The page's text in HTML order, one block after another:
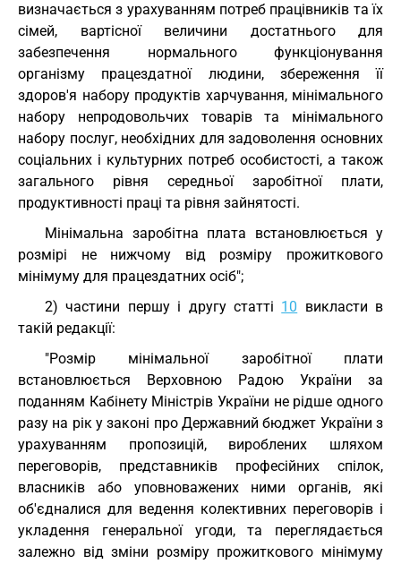
визначається з урахуванням потреб працівників та їх
сімей, вартісної величини достатнього для
забезпечення нормального функціонування
організму працездатної людини, збереження її
здоров'я набору продуктів харчування, мінімального
набору непродовольчих товарів та мінімального
набору послуг, необхідних для задоволення основних
соціальних і культурних потреб особистості, а також
загального рівня середньої заробітної плати,
продуктивності праці та рівня зайнятості.
Мінімальна заробітна плата встановлюється у
розмірі не нижчому від розміру прожиткового
мінімуму для працездатних осіб";
2) частини першу і другу статті 10 викласти в
такій редакції:
"Розмір мінімальної заробітної плати
встановлюється Верховною Радою України за
поданням Кабінету Міністрів України не рідше одного
разу на рік у законі про Державний бюджет України з
урахуванням пропозицій, вироблених шляхом
переговорів, представників професійних спілок,
власників або уповноважених ними органів, які
об'єдналися для ведення колективних переговорів і
укладення генеральної угоди, та переглядається
залежно від зміни розміру прожиткового мінімуму